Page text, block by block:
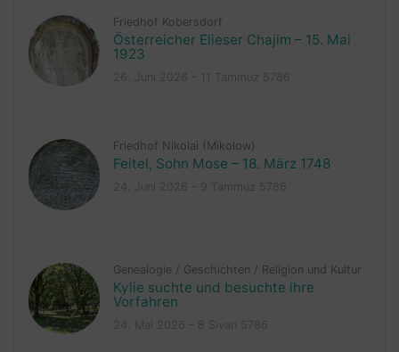
Friedhof Kobersdorf
Österreicher Elieser Chajim – 15. Mai
1923
Friedhof Nikolai (Mikolow)
Feitel, Sohn Mose – 18. März 1748
Genealogie / Geschichten / Religion und Kultur
Kylie suchte und besuchte ihre
Vorfahren